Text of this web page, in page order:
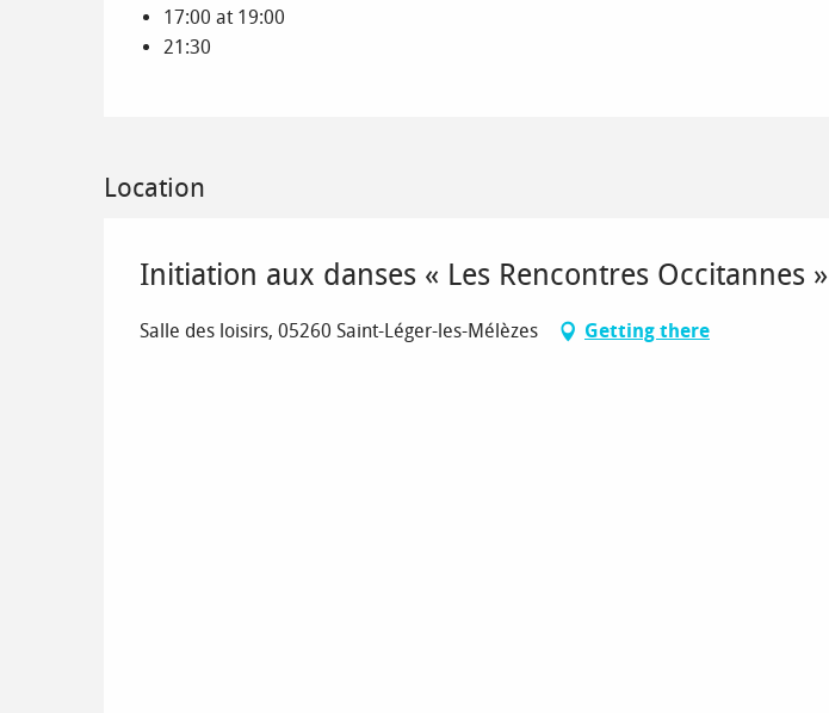
17:00 at 19:00
21:30
Location
Initiation aux danses « Les Rencontres Occitannes »
Salle des loisirs, 05260 Saint-Léger-les-Mélèzes Getting there